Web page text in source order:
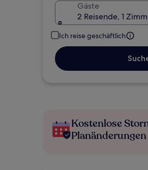
Gäste
2 Reisende, 1
Ich reise geschäftlich
Kostenlose
Planänderungen